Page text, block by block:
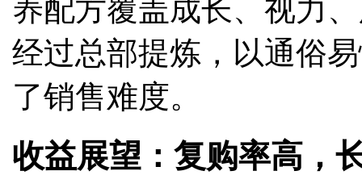
养配方覆盖成长、视力
经过总部提炼，以通俗
了销售难度。
收益展望：复购率高，